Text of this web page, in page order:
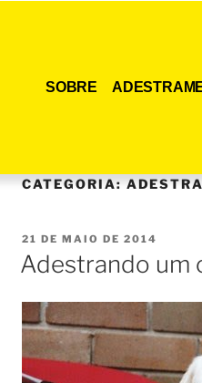
SOBRE
CATEGORIA:
21 DE MAIO DE 2014
Adestrando um